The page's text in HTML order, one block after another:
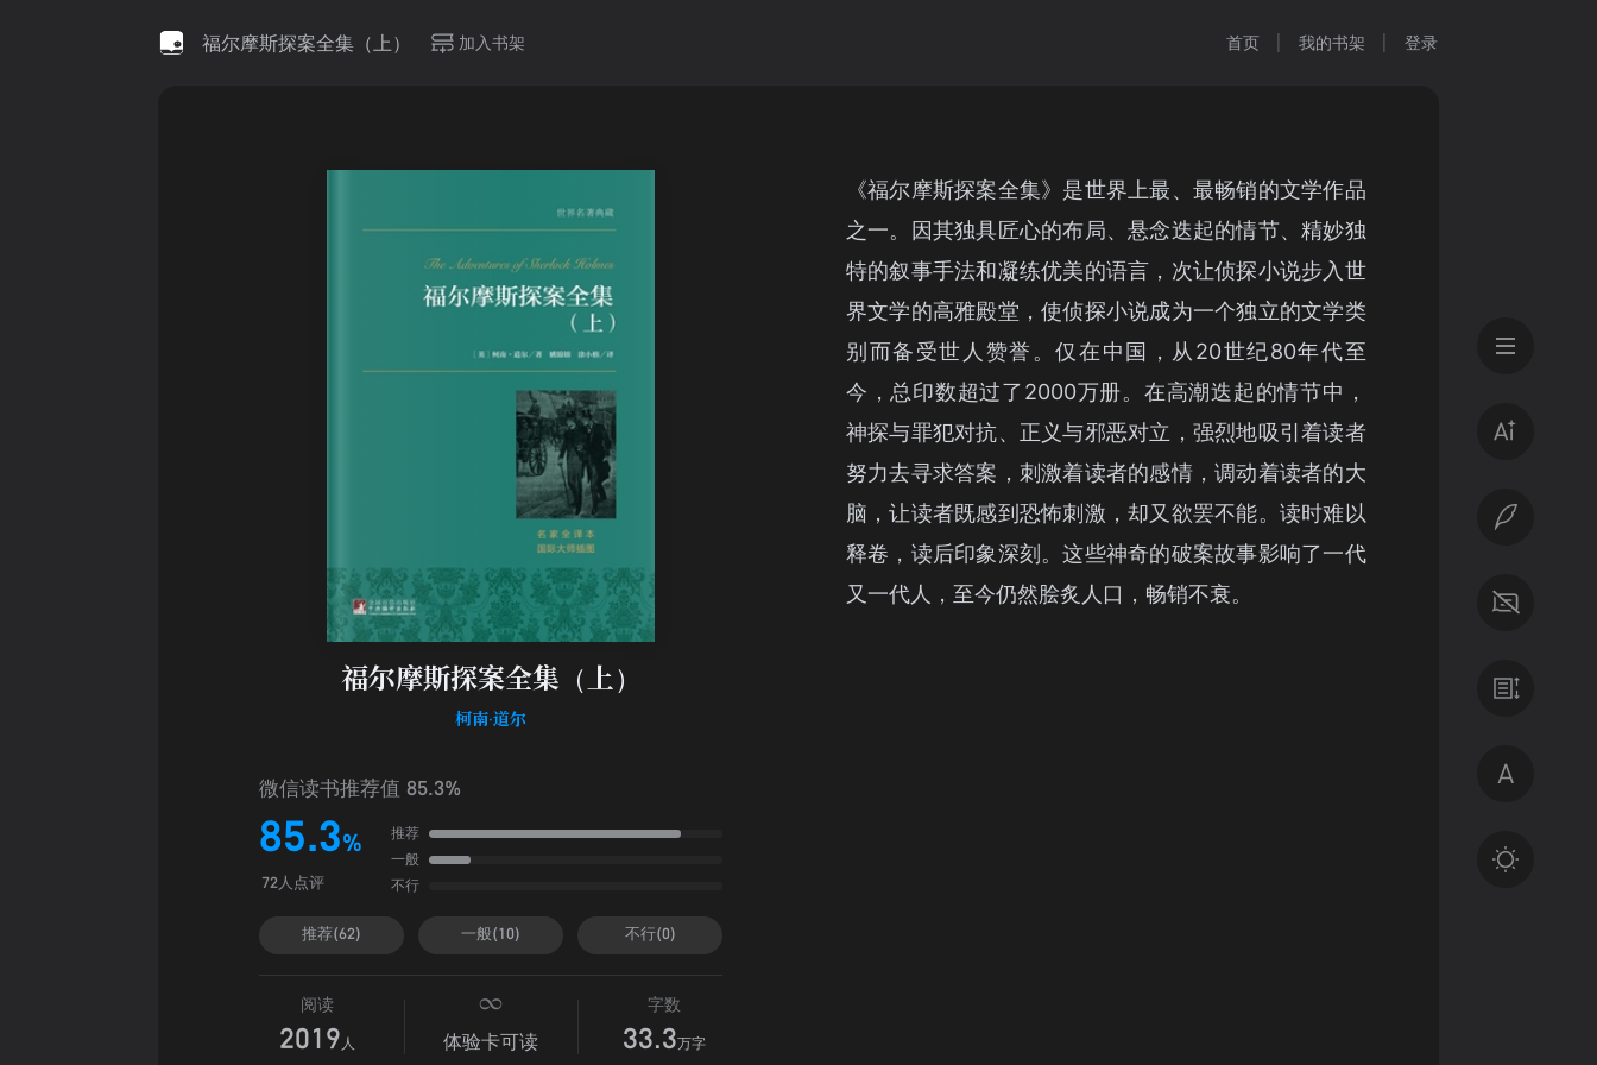
福尔摩斯探案全集（上） 加入书架 首页 我的书架 登录
福尔摩斯探案全集（上）
柯南·道尔
微信读书推荐值 85.3%
85.3%
72人点评
推荐
一般
不行
推荐(62) 一般(10) 不行(0)
阅读
2019 人 体验卡可读
字数
33.3万字
《福尔摩斯探案全集》是世界上最、最畅销的文学作品
之一。因其独具匠心的布局、悬念迭起的情节、精妙独
特的叙事手法和凝练优美的语言，次让侦探小说步入世
界文学的高雅殿堂，使侦探小说成为一个独立的文学类
别而备受世人赞誉。仅在中国，从20世纪80年代至
今，总印数超过了2000万册。在高潮迭起的情节中，
神探与罪犯对抗、正义与邪恶对立，强烈地吸引着读者
努力去寻求答案，刺激着读者的感情，调动着读者的大
脑，让读者既感到恐怖刺激，却又欲罢不能。读时难以
释卷，读后印象深刻。这些神奇的破案故事影响了一代
又一代人，至今仍然脍炙人口，畅销不衰。